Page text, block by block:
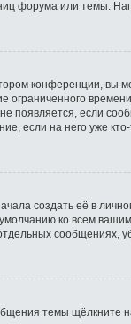
форума или темы.
конференции, вы
ограниченного
появляется, если
если на него уже
создать её в
ко всем
сообщениях,
темы щёлкните